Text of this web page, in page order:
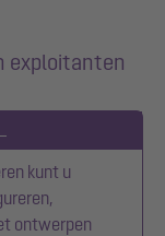
exploitanten
kunt u
ontwerpen